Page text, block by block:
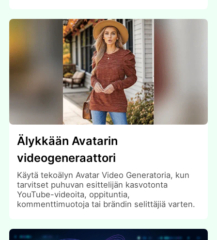
Älykkään Avatarin
videogeneraattori
Käytä tekoälyn Avatar Video Generatoria, kun
tarvitset puhuvan esittelijän kasvotonta
YouTube-videoita, oppituntia,
kommenttimuotoja tai brändin selittäjiä varten.